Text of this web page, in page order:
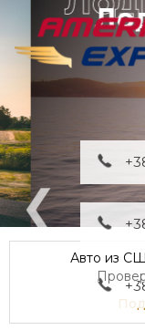
Авто из